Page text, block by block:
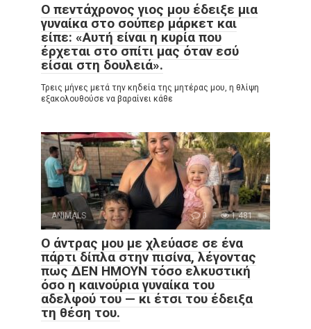
Ο πεντάχρονος γιος μου έδειξε μια
γυναίκα στο σούπερ μάρκετ και
είπε: «Αυτή είναι η κυρία που
έρχεται στο σπίτι μας όταν εσύ
είσαι στη δουλειά».
Τρεις μήνες μετά την κηδεία της μητέρας μου, η θλίψη
εξακολουθούσε να βαραίνει κάθε
ANIMALS 0 1,481
Ο άντρας μου με χλεύασε σε ένα
πάρτι δίπλα στην πισίνα, λέγοντας
πως ΔΕΝ ΗΜΟΥΝ τόσο ελκυστική
όσο η καινούρια γυναίκα του
αδελφού του — κι έτσι του έδειξα
τη θέση του.